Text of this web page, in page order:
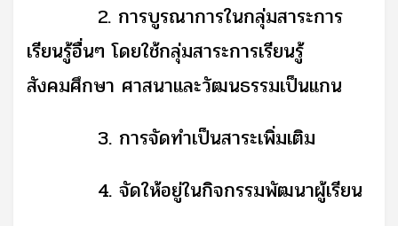
2. การบูรณาการในกลุ่มสาระการ
เรียนรู้อื่นๆ โดยใช้กลุ่มสาระการเรียนรู้
สังคมศึกษา ศาสนาและวัฒนธรรมเป็นแกน
3. การจัดทำเป็นสาระเพิ่มเติม
4. จัดให้อยู่ในกิจกรรมพัฒนาผู้เรียน